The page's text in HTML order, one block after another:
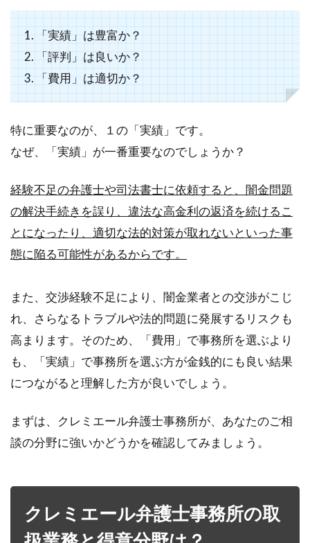
1. 「実績」は豊富か？
2. 「評判」は良いか？
3. 「費用」は適切か？
特に重要なのが、１の「実績」です。
なぜ、「実績」が一番重要なのでしょうか？
経験不足の弁護士や司法書士に依頼すると、闇金問題
の解決手続きを誤り、違法な高金利の返済を続けるこ
とになったり、適切な法的対策が取れないといった事
態に陥る可能性があるからです。
また、交渉経験不足により、闇金業者との交渉がこじ
れ、さらなるトラブルや法的問題に発展するリスクも
高まります。そのため、「費用」で事務所を選ぶより
も、「実績」で事務所を選ぶ方が金銭的にも良い結果
につながると理解した方が良いでしょう。
まずは、クレミエール弁護士事務所が、あなたのご相
談の分野に強いかどうかを確認してみましょう。
クレミエール弁護士事務所の取